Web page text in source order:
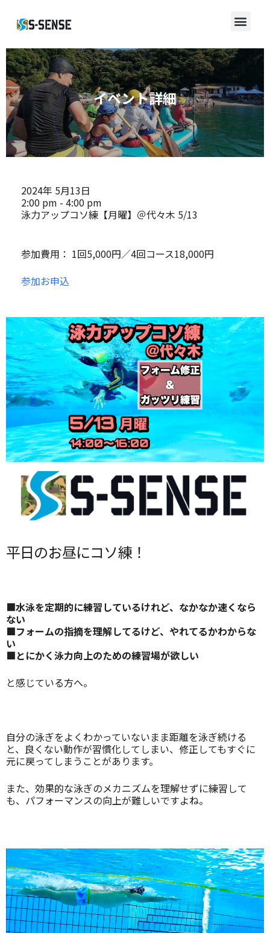
イベント詳細
2024年 5月13日
2:00 pm - 4:00 pm
泳力アップコソ練【月曜】＠代々木 5/13
参加費用： 1回5,000円／4回コース18,000円
参加お申込
平日のお昼にコソ練！
■水泳を定期的に練習しているけれど、なかなか速くなら
ない
■フォームの指摘を理解してるけど、やれてるかわからな
い
■とにかく泳力向上のための練習場が欲しい
と感じている方へ。
自分の泳ぎをよくわかっていないまま距離を泳ぎ続ける
と、良くない動作が習慣化してしまい、修正してもすぐに
元に戻ってしまうことがあります。
また、効果的な泳ぎのメカニズムを理解せずに練習して
も、パフォーマンスの向上が難しいですよね。